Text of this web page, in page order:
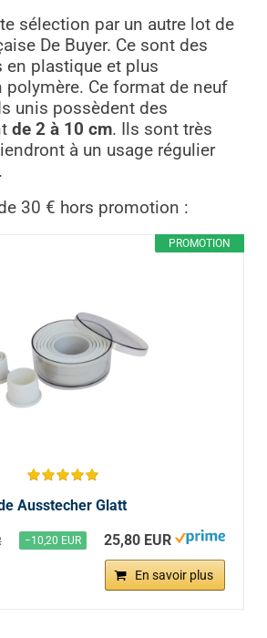
sélection par un autre lot de
De Buyer. Ce sont des
en plastique et plus
polymère. Ce format de neuf
unis possèdent des
de 2 à 10 cm. Ils sont très
à un usage régulier
30 € hors promotion :
PROMOTION
Ausstecher Glatt
−10,20 EUR 25,80 EUR
En savoir plus